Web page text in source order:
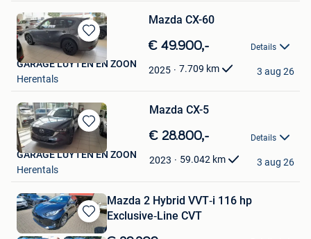
Bewaren
in
Mijn
Mazda CX-60
€ 49.900,- Details
2025 7.709 km
GARAGE LUYTEN EN ZOON
Herentals
3 aug 26
Bewaren
in
Mijn
Mazda CX-5
€ 28.800,- Details
2023 59.042 km
GARAGE LUYTEN EN ZOON
Herentals
3 aug 26
Bewaren
in
Mazda 2 Hybrid VVT‑i 116 hp
Exclusive‑Line CVT